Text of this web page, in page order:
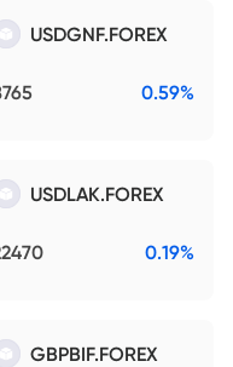
USDGNF.FOREX
0.59%
USDLAK.FOREX
0.19%
GBPBIF.FOREX